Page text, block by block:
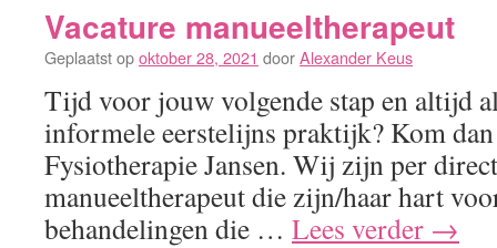
zaterdag
6
november
Vacature manueeltherapeut
Geplaatst opoktober 28, 2021 doorAlexander Keus
Tijd voor jouw volgende stap en altijd
informele eerstelijns praktijk? Kom
Fysiotherapie Jansen. Wij zijn per
manueeltherapeut die zijn/haar hart
behandelingen die … Lees verder →